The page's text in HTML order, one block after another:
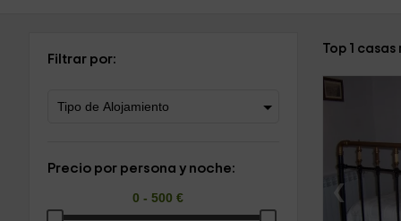
Filtrar por:
Precio por persona y noche:
Top 1
‹